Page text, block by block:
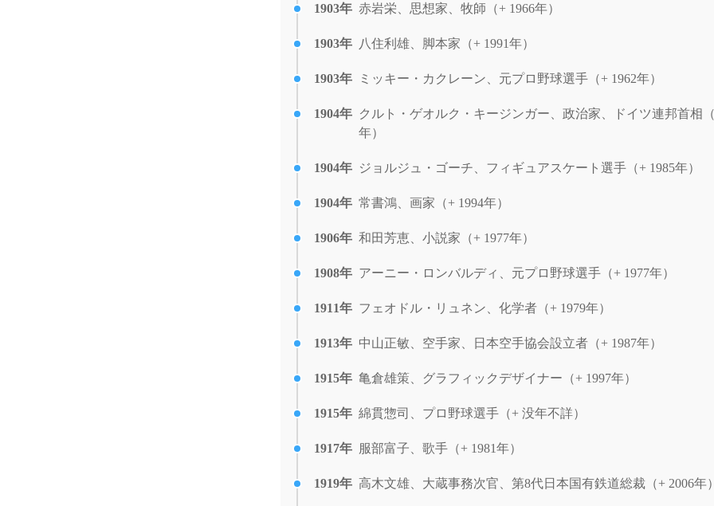
1903年 赤岩栄、思想家、牧師（+ 1966年）
1903年 八住利雄、脚本家（+ 1991年）
1903年 ミッキー・カクレーン、元プロ野球選手（+ 1962年）
1904年 クルト・ゲオルク・キージンガー、政治家、ドイツ連邦首相
年）
1904年 ジョルジュ・ゴーチ、フィギュアスケート選手（+ 1985年）
1904年 常書鴻、画家（+ 1994年）
1906年 和田芳恵、小説家（+ 1977年）
1908年 アーニー・ロンバルディ、元プロ野球選手（+ 1977年）
1911年 フェオドル・リュネン、化学者（+ 1979年）
1913年 中山正敏、空手家、日本空手協会設立者（+ 1987年）
1915年 亀倉雄策、グラフィックデザイナー（+ 1997年）
1915年 綿貫惣司、プロ野球選手（+ 没年不詳）
1917年 服部富子、歌手（+ 1981年）
1919年 高木文雄、大蔵事務次官、第8代日本国有鉄道総裁（+ 2006年